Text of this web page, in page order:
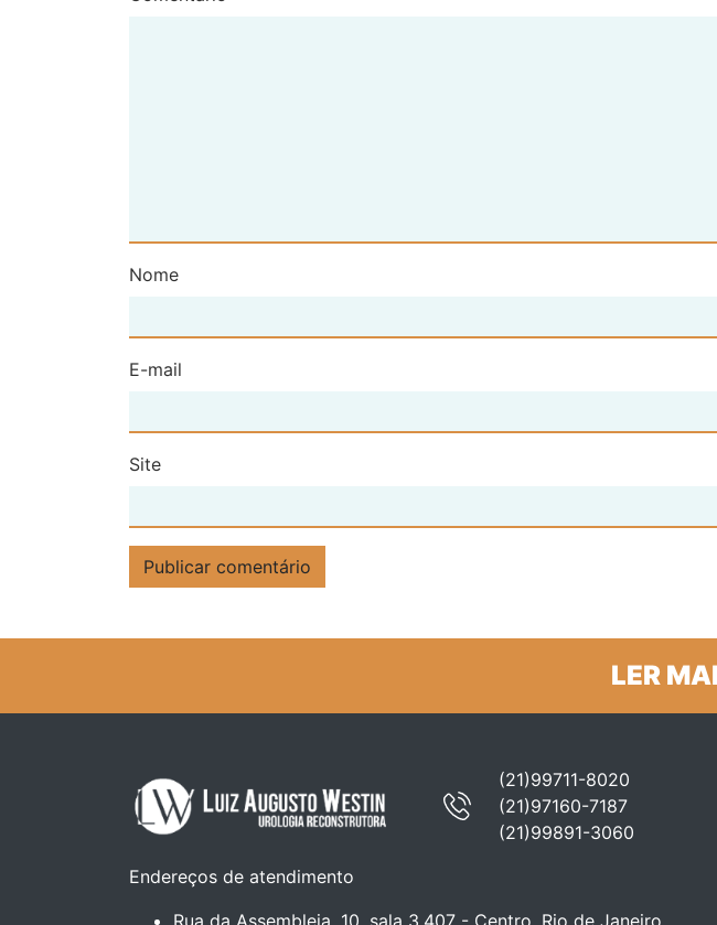
Nome
E-mail
Site
LER
(21)99711-8020
(21)97160-7187
(21)99891-3060
Endereços de atendimento
Rua da Assembleia, 10, sala 3.407 - Centro, Rio de Janeiro